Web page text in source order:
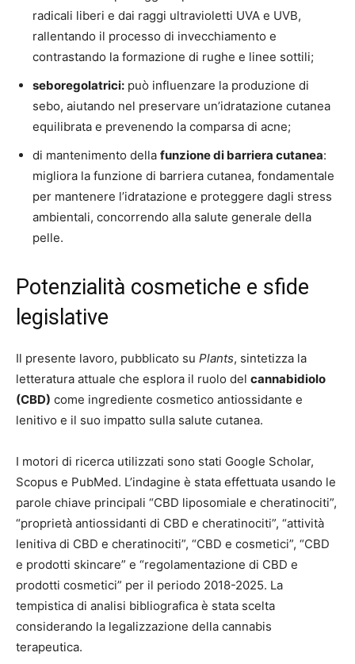
radicali liberi e dai raggi ultravioletti UVA e UVB,
rallentando il processo di invecchiamento e
contrastando la formazione di rughe e linee sottili;
seboregolatrici: può influenzare la produzione di
sebo, aiutando nel preservare un’idratazione cutanea
equilibrata e prevenendo la comparsa di acne;
di mantenimento della funzione di barriera cutanea:
migliora la funzione di barriera cutanea, fondamentale
per mantenere l’idratazione e proteggere dagli stress
ambientali, concorrendo alla salute generale della
pelle.
Potenzialità cosmetiche e sfide
legislative
Il presente lavoro, pubblicato su Plants, sintetizza la
letteratura attuale che esplora il ruolo del cannabidiolo
(CBD) come ingrediente cosmetico antiossidante e
lenitivo e il suo impatto sulla salute cutanea.
I motori di ricerca utilizzati sono stati Google Scholar,
Scopus e PubMed. L’indagine è stata effettuata usando le
parole chiave principali “CBD liposomiale e cheratinociti”,
“proprietà antiossidanti di CBD e cheratinociti”, “attività
lenitiva di CBD e cheratinociti”, “CBD e cosmetici”, “CBD
e prodotti skincare” e “regolamentazione di CBD e
prodotti cosmetici” per il periodo 2018-2025. La
tempistica di analisi bibliografica è stata scelta
considerando la legalizzazione della cannabis
terapeutica.